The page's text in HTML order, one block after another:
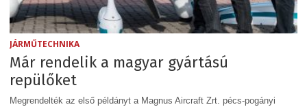
JÁRMŰTECHNIKA
Már rendelik a magyar gyártású
repülőket
Megrendelték az első példányt a Magnus Aircraft Zrt. pécs-pogányi